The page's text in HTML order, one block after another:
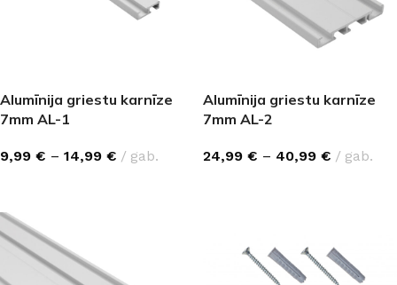
Alumīnija griestu karnīze
7mm AL-1
9,99 € – 14,99 € gab.
Alumīnija griestu karnīze
7mm AL-2
24,99 € – 40,99 € gab.